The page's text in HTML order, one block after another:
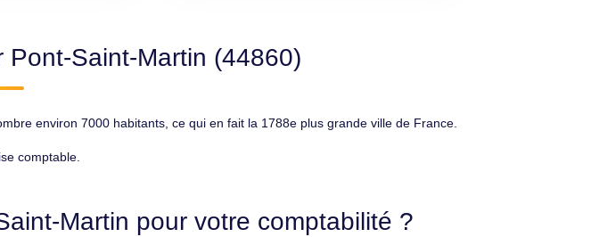
Saint-Martin (44860)
environ 7000 habitants, ce qui en fait la 1788e plus grande ville de France.
comptable.
Martin pour votre comptabilité ?